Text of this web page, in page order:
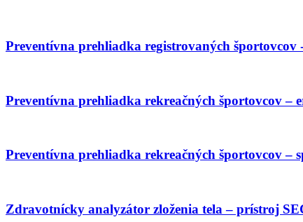
Preventívna prehliadka registrovaných športovcov
Preventívna prehliadka rekreačných športovcov –
Preventívna prehliadka rekreačných športovcov –
Zdravotnícky analyzátor zloženia tela – prístroj